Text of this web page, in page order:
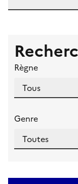
Règne
Genre